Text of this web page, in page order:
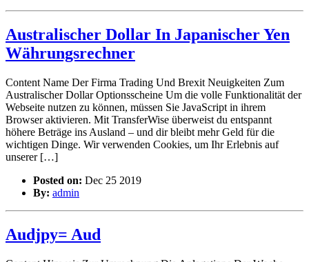
Australischer Dollar In Japanischer Yen
Währungsrechner
Content Name Der Firma Trading Und Brexit Neuigkeiten Zum
Australischer Dollar Optionsscheine Um die volle Funktionalität der
Webseite nutzen zu können, müssen Sie JavaScript in ihrem
Browser aktivieren. Mit TransferWise überweist du entspannt
höhere Beträge ins Ausland – und dir bleibt mehr Geld für die
wichtigen Dinge. Wir verwenden Cookies, um Ihr Erlebnis auf
unserer […]
Posted on: Dec 25 2019
By: admin
Audjpy= Aud